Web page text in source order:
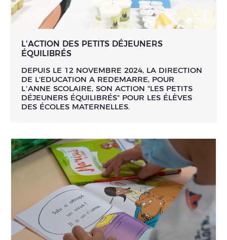
L'ACTION DES PETITS DÉJEUNERS
ÉQUILIBRÉS
DEPUIS LE 12 NOVEMBRE 2024, LA DIRECTION
DE L'EDUCATION A REDEMARRE, POUR
L’ANNE SCOLAIRE, SON ACTION "LES PETITS
DÉJEUNERS ÉQUILIBRÉS" POUR LES ÉLÈVES
DES ÉCOLES MATERNELLES.